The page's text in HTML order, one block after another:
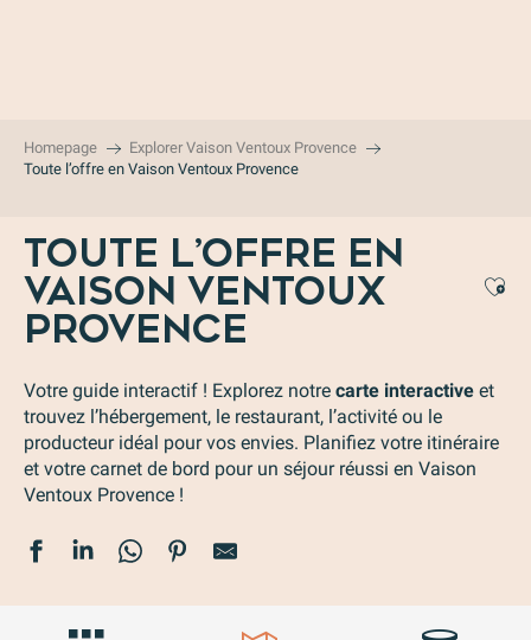
Homepage
Explorer Vaison Ventoux Provence
Toute l’offre en Vaison Ventoux Provence
TOUTE L’OFFRE EN
VAISON VENTOUX
PROVENCE
Votre guide interactif ! Explorez notre carte interactive et
trouvez l’hébergement, le restaurant, l’activité ou le
producteur idéal pour vos envies. Planifiez votre itinéraire
et votre carnet de bord pour un séjour réussi en Vaison
Ventoux Provence !